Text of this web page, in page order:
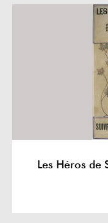
Les Héros de